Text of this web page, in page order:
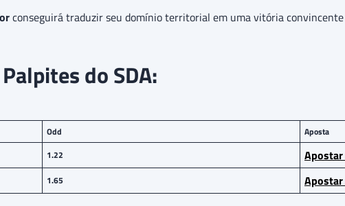
conseguirá traduzir seu domínio territorial em uma vitória
do SDA:
Odd
Aposta
1.22
1.65